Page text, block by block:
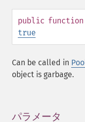
public function
true
Can be called in
object is garbage.
パラメータ